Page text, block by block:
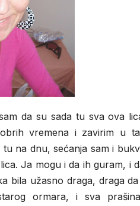
da su sada tu sva ova
vremena i zavirim u
tu na dnu, sećanja sam i
Ja mogu i da ih guram, i
bila užasno draga, draga
ormara, i sva